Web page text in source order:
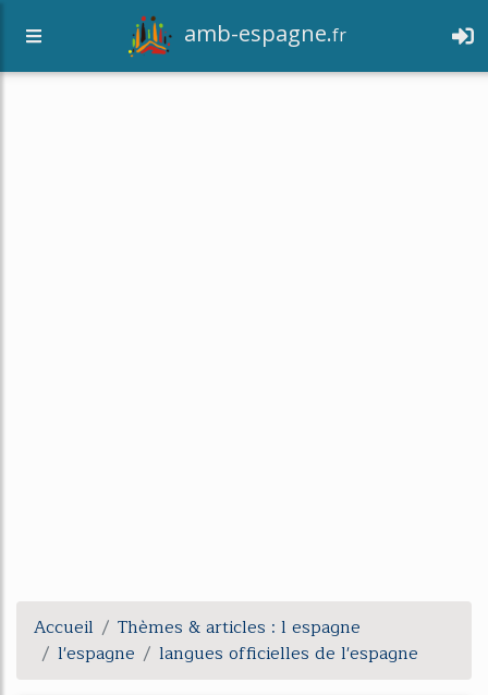
amb-espagne.fr
Accueil
Thèmes & articles : l espagne
l'espagne
langues officielles de l'espagne